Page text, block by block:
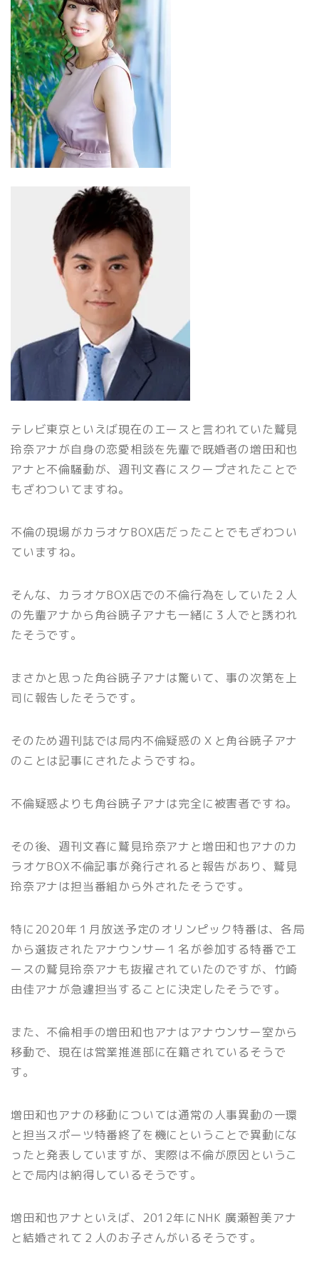
テレビ東京といえば現在のエースと言われていた鷲見
玲奈アナが自身の恋愛相談を先輩で既婚者の増田和也
アナと不倫騒動が、週刊文春にスクープされたことで
もざわついてますね。
不倫の現場がカラオケBOX店だったことでもざわつい
ていますね。
そんな、カラオケBOX店での不倫行為をしていた２人
の先輩アナから角谷暁子アナも一緒に３人でと誘われ
たそうです。
まさかと思った角谷暁子アナは驚いて、事の次第を上
司に報告したそうです。
そのため週刊誌では局内不倫疑惑のＸと角谷暁子アナ
のことは記事にされたようですね。
不倫疑惑よりも角谷暁子アナは完全に被害者ですね。
その後、週刊文春に鷲見玲奈アナと増田和也アナのカ
ラオケBOX不倫記事が発行されると報告があり、鷲見
玲奈アナは担当番組から外されたそうです。
特に2020年１月放送予定のオリンピック特番は、各局
から選抜されたアナウンサー１名が参加する特番でエ
ースの鷲見玲奈アナも抜擢されていたのですが、竹崎
由佳アナが急遽担当することに決定したそうです。
また、不倫相手の増田和也アナはアナウンサー室から
移動で、現在は営業推進部に在籍されているそうで
す。
増田和也アナの移動については通常の人事異動の一環
と担当スポーツ特番終了を機にということで異動にな
ったと発表していますが、実際は不倫が原因というこ
とで局内は納得しているそうです。
増田和也アナといえば、2012年にNHK 廣瀬智美アナ
と結婚されて２人のお子さんがいるそうです。